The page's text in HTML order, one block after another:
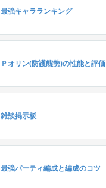
最強キャラランキング
Ｐオリン(防護態勢)の性能と評価
雑談掲示板
最強パーティ編成と編成のコツ